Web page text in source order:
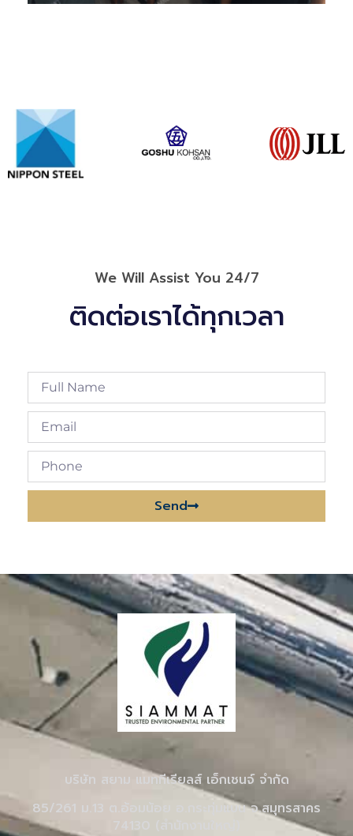
We Will Assist You 24/7
ติดต่อเราได้ทุกเวลา
Send
บริษัท สยาม แมททีเรียลส์ เอ็กเชนจ์ จำกัด
85/261 ม.13 ต.อ้อมน้อย อ.กระทุ่มแบน จ.สมุทรสาคร
74130 (สำนักงานใหญ่)